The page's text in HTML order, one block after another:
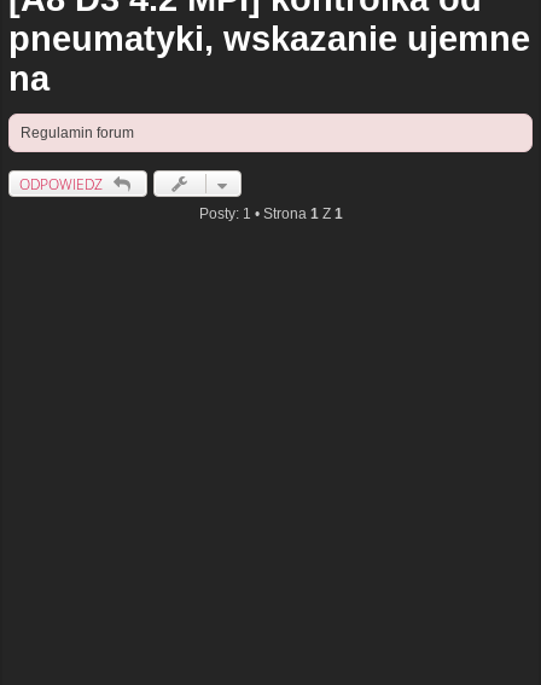
pneumatyki, wskazanie ujemne
na
Regulamin forum
ODPOWIEDZ
Posty: 1 • Strona 1Z 1